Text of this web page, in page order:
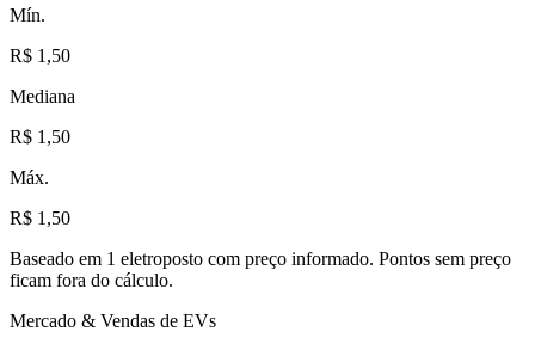
Mín.
R$ 1,50
Mediana
R$ 1,50
Máx.
R$ 1,50
Baseado em 1 eletroposto com preço informado. Pontos sem preço
ficam fora do cálculo.
Mercado & Vendas de EVs